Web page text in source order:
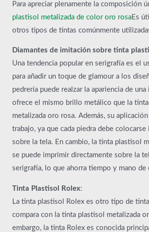
Para apreciar plenamente la composición
plastisol metalizada de color oro rosaEs
otros tipos de tintas comúnmente
Diamantes de imitación sobre tinta
Una tendencia popular en serigrafía es el
para añadir un toque de glamour a los
pedrería puede realzar la apariencia de
ofrece el mismo brillo metálico que la tinta
metalizada oro rosa. Además, su
trabajo, ya que cada piedra debe
sobre la tela. En cambio, la tinta plastisol
se puede imprimir directamente sobre la
serigrafía, lo que ahorra tiempo y mano de
Tinta Plastisol Rolex:
La tinta plastisol Rolex es otro tipo de
compara con la tinta plastisol metalizada
embargo, la tinta Rolex es conocida